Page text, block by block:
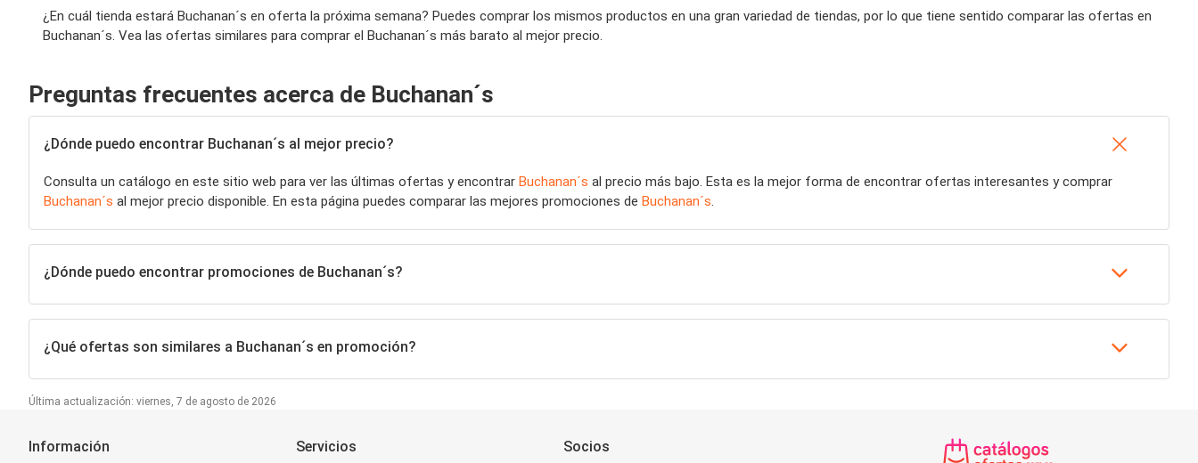
¿En cuál tienda estará Buchanan´s en oferta la próxima semana? Puedes comprar los mismos productos en una gran variedad de tiendas, por lo que tiene sentido comparar las ofertas en
Buchanan´s. Vea las ofertas similares para comprar el Buchanan´s más barato al mejor precio.
Preguntas frecuentes acerca de Buchanan´s
¿Dónde puedo encontrar Buchanan´s al mejor precio?
Consulta un catálogo en este sitio web para ver las últimas ofertas y encontrar Buchanan´s al precio más bajo. Esta es la mejor forma de encontrar ofertas interesantes y comprar
Buchanan´s al mejor precio disponible. En esta página puedes comparar las mejores promociones de Buchanan´s
¿Dónde puedo encontrar promociones de Buchanan´s?
¿Qué ofertas son similares a Buchanan´s en promoción?
Última actualización: viernes, 7 de agosto de 2026
Información Servicios Socios